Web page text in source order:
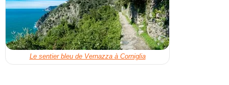
Le sentier bleu de Vernazza à Corniglia